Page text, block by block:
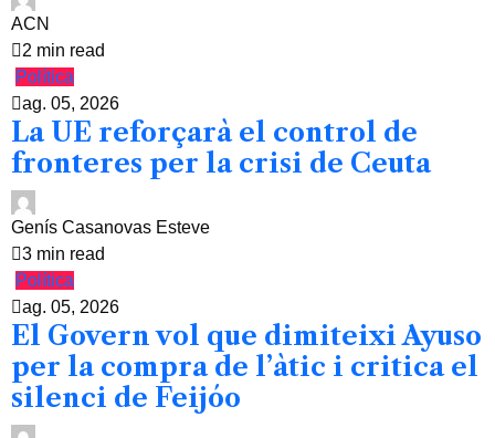
ACN
2 min read
Política
ag. 05, 2026
La UE reforçarà el control de
fronteres per la crisi de Ceuta
Genís Casanovas Esteve
3 min read
Política
ag. 05, 2026
El Govern vol que dimiteixi Ayuso
per la compra de l’àtic i critica el
silenci de Feijóo